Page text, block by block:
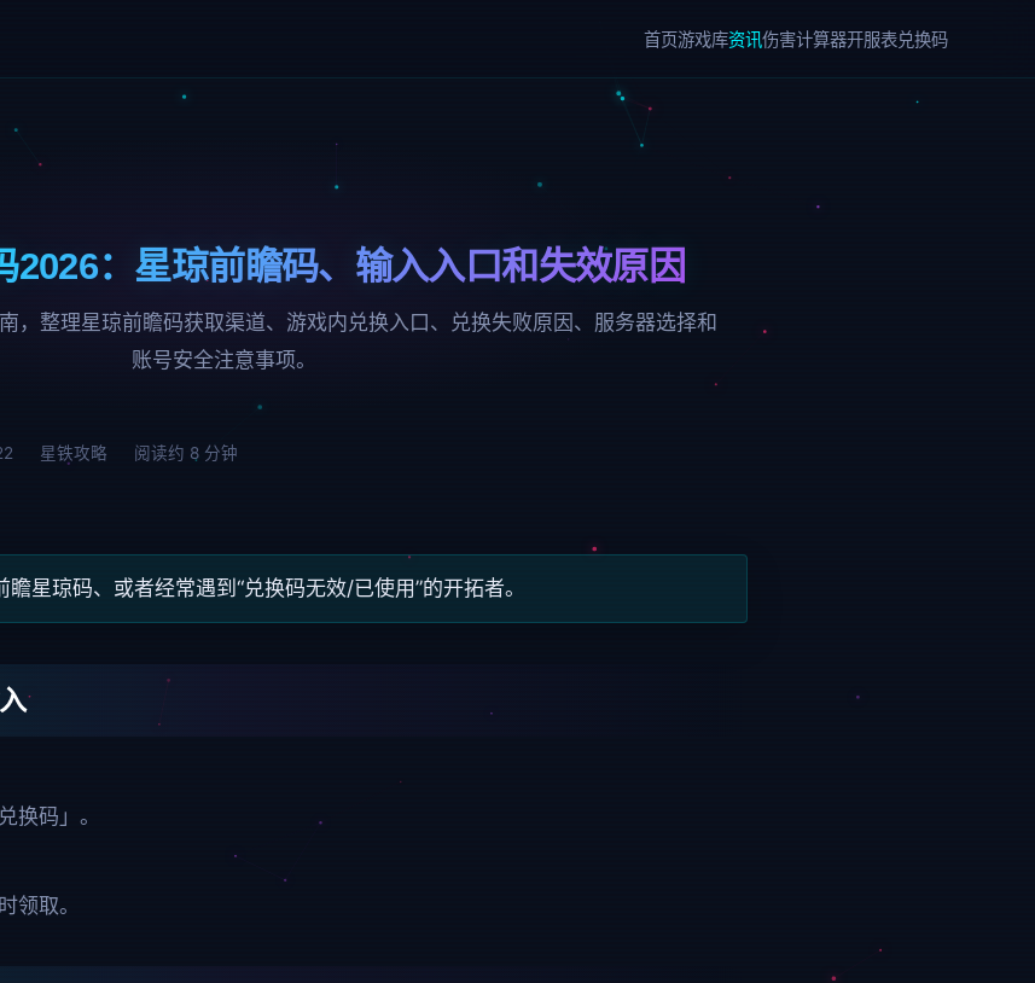
首页游戏库资讯伤害计算器开服表兑换码
2026：星琼前瞻码、输入入口和失效原因
，整理星琼前瞻码获取渠道、游戏内兑换入口、兑换失败原因、服务器选择和
账号安全注意事项。
星铁攻略 阅读约 8 分钟
瞻星琼码、或者经常遇到“兑换码无效/已使用”的开拓者。
换码」。
领取。